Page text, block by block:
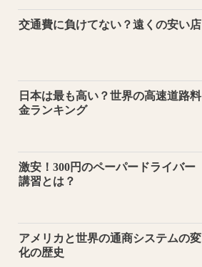
交通費に負けてない？遠くの安い店
日本は最も高い？世界の高速道路料
金ランキング
激安！300円のペーパードライバー
講習とは？
アメリカと世界の通商システムの変
化の歴史